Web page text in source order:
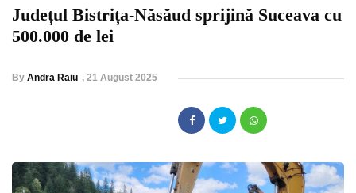
Județul Bistrița-Năsăud sprijină Suceava cu
500.000 de lei
By Andra Raiu , 21 August 2025